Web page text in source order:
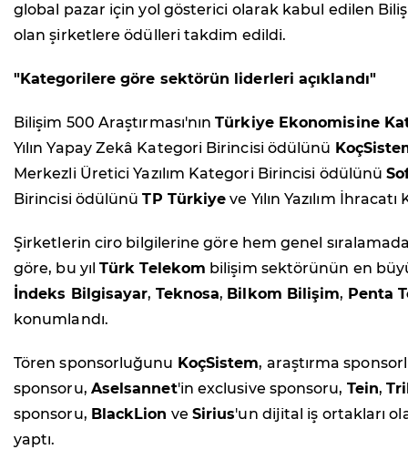
global pazar için yol gösterici olarak kabul edilen
olan şirketlere ödülleri takdim edildi.
"Kategorilere göre sektörün liderleri açıklandı"
Bilişim 500 Araştırması'nınTürkiye Ekonomisine
Yılın Yapay Zekâ Kategori Birincisi ödülünü
Merkezli Üretici Yazılım Kategori Birincisi ödülünü
Birincisi ödülünüTP Türkiye ve Yılın Yazılım
Şirketlerin ciro bilgilerine göre hem genel
göre, bu yılTürk Telekom bilişim sektörünün en
İndeks Bilgisayar, Teknosa, Bilkom Bilişim, Penta
konumlandı.
Tören sponsorluğunu KoçSistem, araştırma
sponsoru, Aselsannet'in exclusive sponsoru, Tein,
sponsoru, BlackLion ve Sirius'un dijital iş ortakları
yaptı.